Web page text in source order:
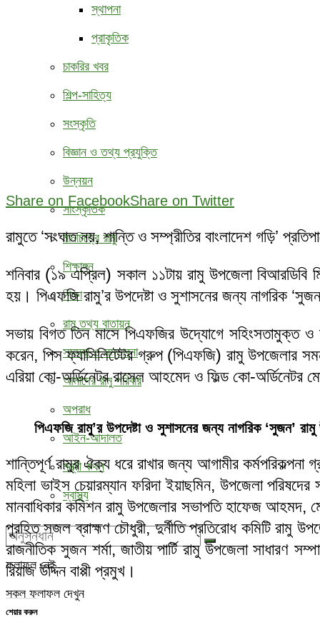
স্থাপনা
প্রাকৃতিক
চাকরির খবর
শিল্প-সাহিত্য
সংস্কৃতি
বিজ্ঞান ও তথ্য প্রযুক্তি
উন্নয়ন
সাংস্কৃতিক
মানচিত্রে রামু
শিক্ষাঙ্গন
শিক্ষা
রামু তথ্য বাতায়ন
সমস্যা ও সম্ভাবনা
আমাদের রামু পরিবার
অপরাধ
আইন-আদালত
মন্ত্রী কথন
স্বাস্থ্য
ফলাফল নেই
সকল ফলাফল দেখুন
Share on FacebookShare on Twitter
রামুতে ‘সংঘাত নয়, শান্তি ও সম্প্রীতির বাংলাদেশ গড়ি’
শনিবার (১৯ এপ্রিল) সকাল ১১টায় রামু উপজেলা বিআরডিবি
হয়। পিএফজি রামু’র উপদেষ্টা ও সুশাসনের জন্য নাগরিক
সভায় বিগত তিন মাসে পিএফজির উদ্যোগে সহিংসতামুক্ত ও
করেন, পিস ফ্যাসিলিটেটর গ্রুপ (পিএফজি) রামু উপজেলার
এরিয়া কো-অর্ডিনেটর রাসেল আহমেদ ও ফিল্ড কো-অর্ডিনেটর
পিএফজি রামু’র উপদেষ্টা ও সুশাসনের জন্য নাগরিক ‘সুজন’
শান্তিপূর্ণ রামুর ঐক্য ধরে রাখার জন্য আগামীর
মহিলা ভাইস চেয়ারম্যান ফরিদা ইয়াছমিন, উপজেলা
মানবাধিকার কমিশন রামু উপজেলার সভাপতি হাফেজ আহমদ,
পুরহিত সজল ব্রাহ্মণ চৌধুরী, দুর্নীতি প্রতিরোধ কমিটি রামু
রাজনীতিক সুজন শর্মা, জাতীয় পার্টি রামু উপজেলা
রিয়াজ উদ্দিন বাপ্পী প্রমুখ।
শেয়ার করুন